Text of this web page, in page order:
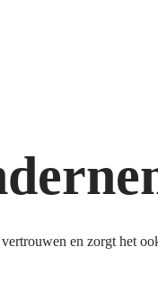
en zorgt het